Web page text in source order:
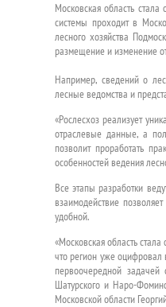
Московская область
системы проходит в
лесного хозяйства
размещение и изменение
Например, сведений о
лесные ведомства и
«Рослесхоз реализует
отраслевые данные, а
позволит проработать
особенностей ведения
Все этапы разработки
взаимодействие
удобной.
«Московская область
что регион уже
первоочередной
Шатурского и Наро-
Московской области